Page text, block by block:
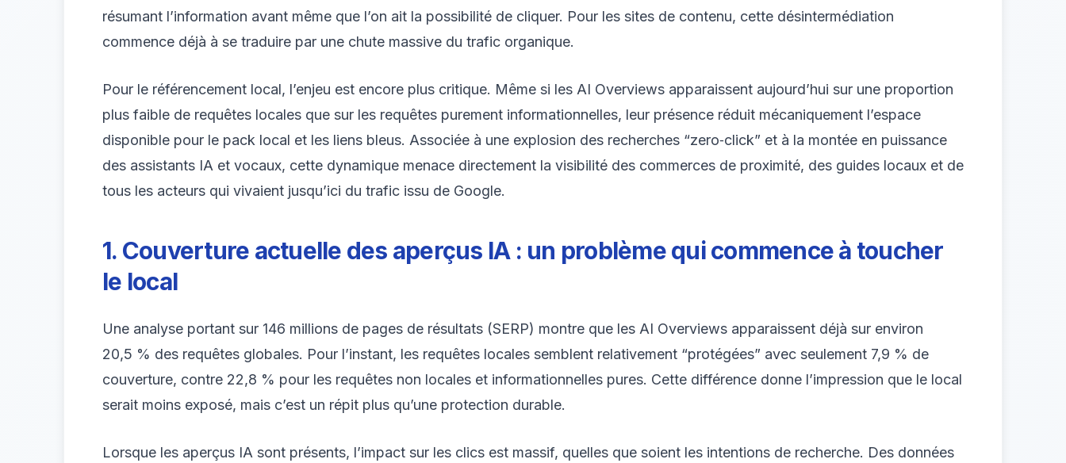
résumant l’information avant même que l’on ait la possibilité de cliquer. Pour les sites de contenu, cette désintermédiation
commence déjà à se traduire par une chute massive du trafic organique.
Pour le référencement local, l’enjeu est encore plus critique. Même si les AI Overviews apparaissent aujourd’hui sur une proportion
plus faible de requêtes locales que sur les requêtes purement informationnelles, leur présence réduit mécaniquement l’espace
disponible pour le pack local et les liens bleus. Associée à une explosion des recherches “zero‑click” et à la montée en puissance
des assistants IA et vocaux, cette dynamique menace directement la visibilité des commerces de proximité, des guides locaux et de
tous les acteurs qui vivaient jusqu’ici du trafic issu de Google.
1. Couverture actuelle des aperçus IA : un problème qui commence à toucher
le local
Une analyse portant sur 146 millions de pages de résultats (SERP) montre que les AI Overviews apparaissent déjà sur environ
20,5 % des requêtes globales. Pour l’instant, les requêtes locales semblent relativement “protégées” avec seulement 7,9 % de
couverture, contre 22,8 % pour les requêtes non locales et informationnelles pures. Cette différence donne l’impression que le local
serait moins exposé, mais c’est un répit plus qu’une protection durable.
Lorsque les aperçus IA sont présents, l’impact sur les clics est massif, quelles que soient les intentions de recherche. Des données